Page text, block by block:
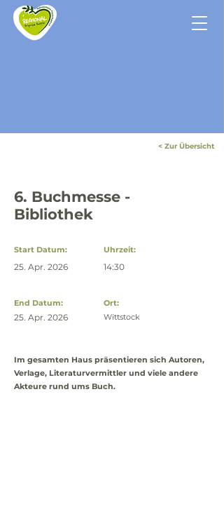
< Zur Übersicht
6. Buchmesse -
Bibliothek
Start Datum:
25. Apr. 2026
Uhrzeit:
14:30
End Datum:
25. Apr. 2026
Ort:
Wittstock
Im gesamten Haus präsentieren sich Autoren,
Verlage, Literaturvermittler und viele andere
Akteure rund ums Buch.